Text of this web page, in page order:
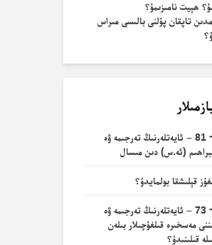
ھېيت نامىزىمۇ؟
تاپقان پۇلنى بالىسى مىراس
ئەنئام، 74 ~ 81 – ئايەتلەرنىڭ تەرجىمە ۋە
(ئە.س) دىن مىسال
قېلىشقا بولمايدۇ؟
ئەنئام، 69 ~ 73 – ئايەتلەرنىڭ تەرجىمە ۋە
مەسخىرە قىلغۇچىلار بىلەن
قىلىنىدۇ؟